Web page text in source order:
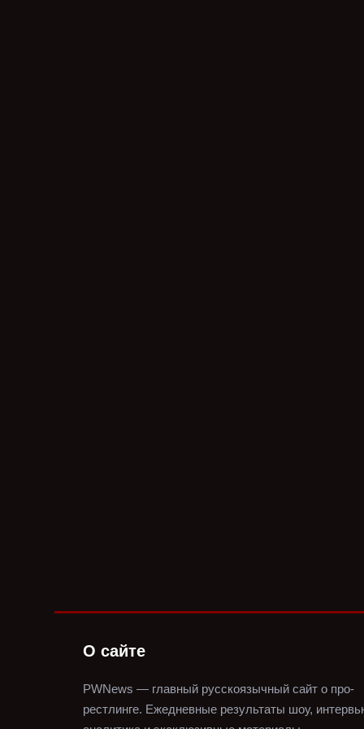
О сайте
PWNews — главный русскоязычный сайт о про-
рестлинге. Ежедневные результаты шоу,